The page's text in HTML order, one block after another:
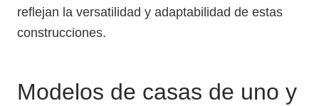
reflejan la versatilidad y adaptabilidad de estas
construcciones.
Modelos de casas de uno y